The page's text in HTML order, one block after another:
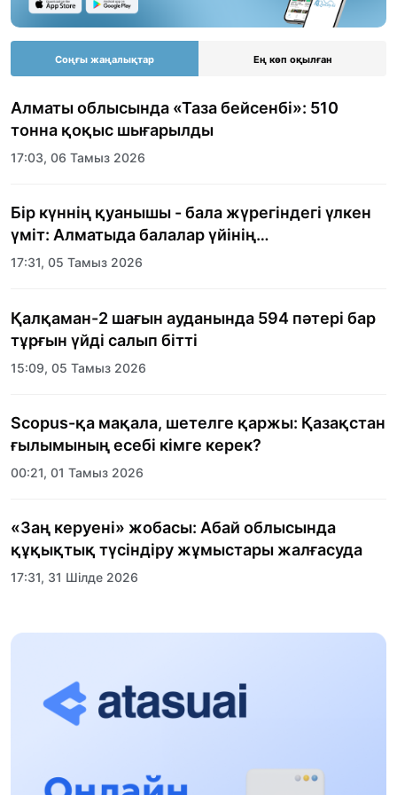
Соңғы жаңалықтар Ең көп оқылған
Алматы облысында «Таза бейсенбі»: 510
тонна қоқыс шығарылды
17:03, 06 Тамыз 2026
Бір күннің қуанышы - бала жүрегіндегі үлкен
үміт: Алматыда балалар үйінің
тәрбиеленушілеріне мерекелік күн
17:31, 05 Тамыз 2026
Қалқаман-2 шағын ауданында 594 пәтері бар
тұрғын үйді салып бітті
15:09, 05 Тамыз 2026
Scopus-қа мақала, шетелге қаржы: Қазақстан
ғылымының есебі кімге керек?
00:21, 01 Тамыз 2026
«Заң керуені» жобасы: Абай облысында
құқықтық түсіндіру жұмыстары жалғасуда
17:31, 31 Шілде 2026
Халықаралық «Формула-1 H2O» жарысын
13:13, 30 Шілде 2026
12:01, 28 Шілде 2026